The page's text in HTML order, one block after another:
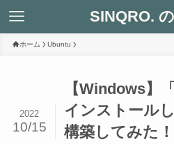
SINQRO.
ホーム Ubuntu
【Windows】
インストール
構築してみた
2022
10/15